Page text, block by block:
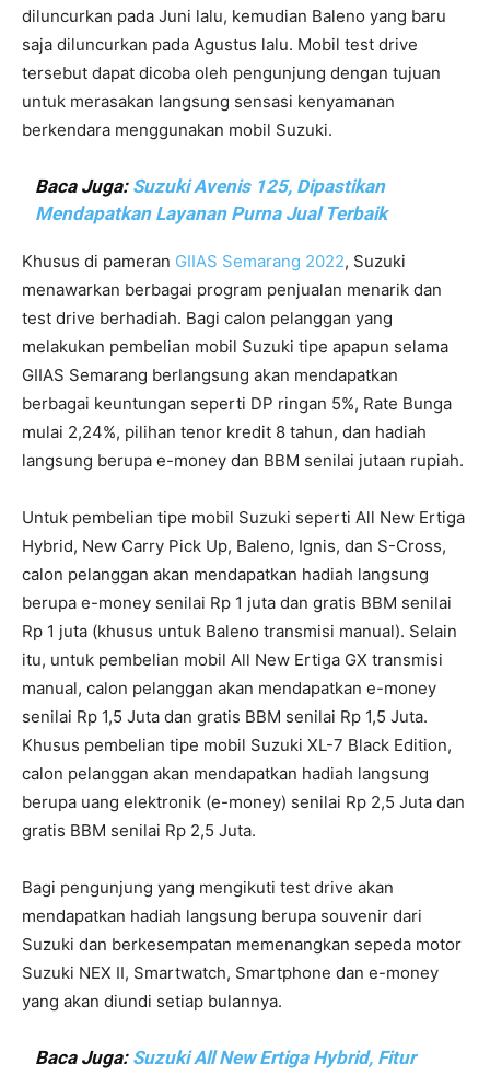
diluncurkan pada Juni lalu, kemudian Baleno yang baru
saja diluncurkan pada Agustus lalu. Mobil test drive
tersebut dapat dicoba oleh pengunjung dengan tujuan
untuk merasakan langsung sensasi kenyamanan
berkendara menggunakan mobil Suzuki.
Baca Juga: Suzuki Avenis 125, Dipastikan
Mendapatkan Layanan Purna Jual Terbaik
Khusus di pameran GIIAS Semarang 2022, Suzuki
menawarkan berbagai program penjualan menarik dan
test drive berhadiah. Bagi calon pelanggan yang
melakukan pembelian mobil Suzuki tipe apapun selama
GIIAS Semarang berlangsung akan mendapatkan
berbagai keuntungan seperti DP ringan 5%, Rate Bunga
mulai 2,24%, pilihan tenor kredit 8 tahun, dan hadiah
langsung berupa e-money dan BBM senilai jutaan rupiah.
Untuk pembelian tipe mobil Suzuki seperti All New Ertiga
Hybrid, New Carry Pick Up, Baleno, Ignis, dan S-Cross,
calon pelanggan akan mendapatkan hadiah langsung
berupa e-money senilai Rp 1 juta dan gratis BBM senilai
Rp 1 juta (khusus untuk Baleno transmisi manual). Selain
itu, untuk pembelian mobil All New Ertiga GX transmisi
manual, calon pelanggan akan mendapatkan e-money
senilai Rp 1,5 Juta dan gratis BBM senilai Rp 1,5 Juta.
Khusus pembelian tipe mobil Suzuki XL-7 Black Edition,
calon pelanggan akan mendapatkan hadiah langsung
berupa uang elektronik (e-money) senilai Rp 2,5 Juta dan
gratis BBM senilai Rp 2,5 Juta.
Bagi pengunjung yang mengikuti test drive akan
mendapatkan hadiah langsung berupa souvenir dari
Suzuki dan berkesempatan memenangkan sepeda motor
Suzuki NEX II, Smartwatch, Smartphone dan e-money
yang akan diundi setiap bulannya.
Baca Juga: Suzuki All New Ertiga Hybrid, Fitur